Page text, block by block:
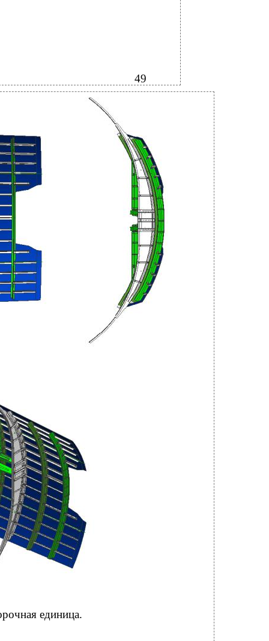
49
единица.